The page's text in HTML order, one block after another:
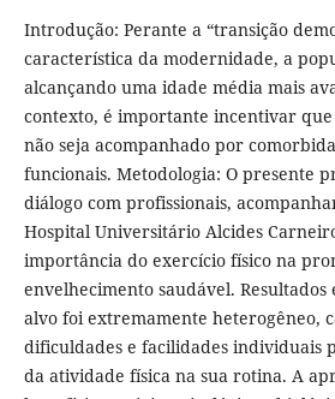
Introdução: Perante a “transição
característica da modernidade, a
alcançando uma idade média mais
contexto, é importante incentivar
não seja acompanhado por
funcionais. Metodologia: O presente
diálogo com profissionais,
Hospital Universitário Alcides
importância do exercício físico na
envelhecimento saudável. Resultados
alvo foi extremamente heterogêneo,
dificuldades e facilidades individuais
da atividade física na sua rotina. A